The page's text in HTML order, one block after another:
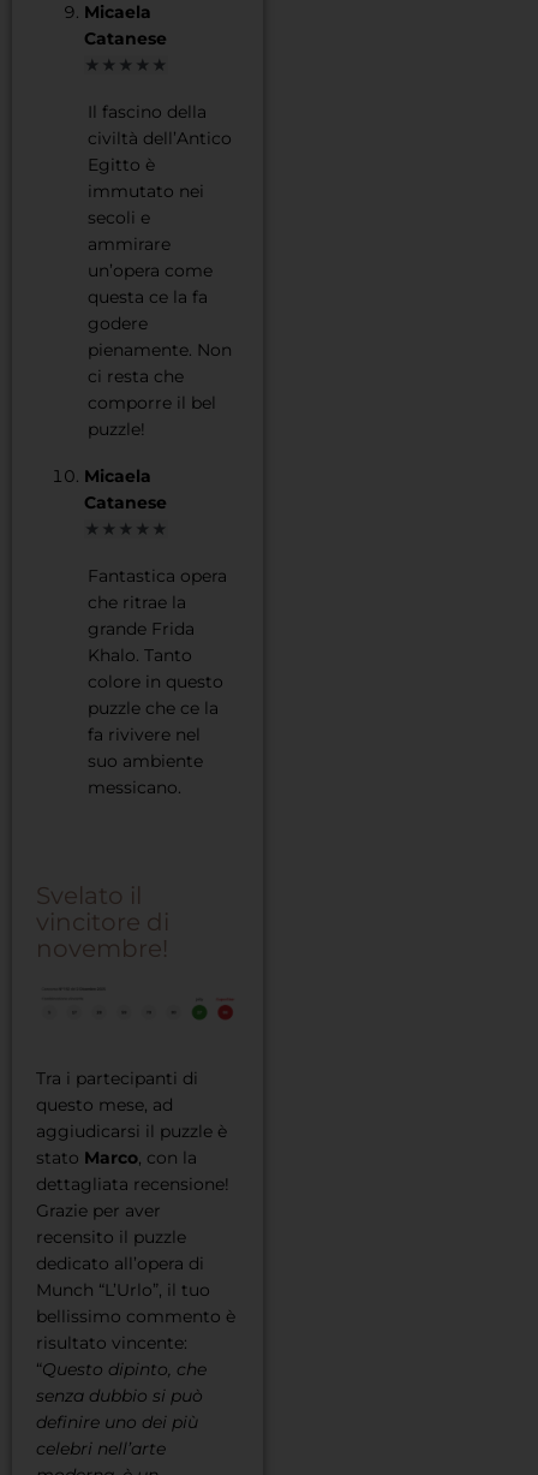
Micaela
Catanese
★★★★★
Il fascino della
civiltà dell’Antico
Egitto è
immutato nei
secoli e
ammirare
un’opera come
questa ce la fa
godere
pienamente. Non
ci resta che
comporre il bel
puzzle!
Micaela
Catanese
★★★★★
Fantastica opera
che ritrae la
grande Frida
Khalo. Tanto
colore in questo
puzzle che ce la
fa rivivere nel
suo ambiente
messicano.
Svelato il
vincitore di
novembre!
Tra i partecipanti di
questo mese, ad
aggiudicarsi il puzzle è
stato Marco, con la
dettagliata recensione!
Grazie per aver
recensito il puzzle
dedicato all’opera di
Munch “L’Urlo”, il tuo
bellissimo commento è
risultato vincente:
“Questo dipinto, che
senza dubbio si può
definire uno dei più
celebri nell’arte